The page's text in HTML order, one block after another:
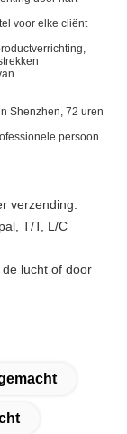
voor elke cliënt
Shenzhen, 72 uren
persoon
verzending.
T/T, L/C
lucht of door